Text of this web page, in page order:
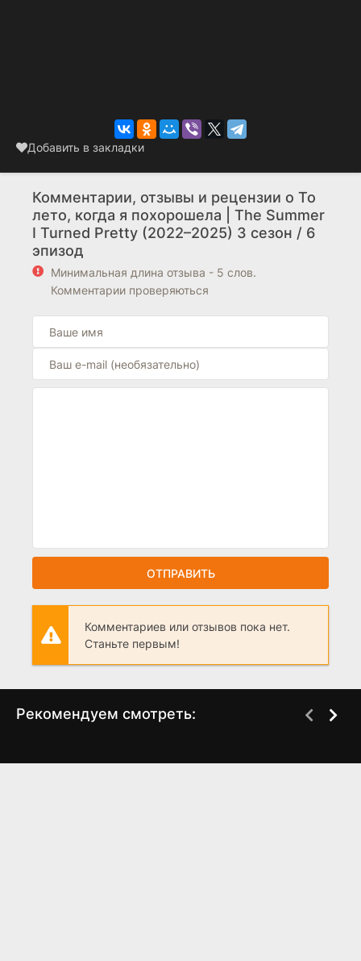
Добавить в закладки
Комментарии, отзывы и рецензии о То
лето, когда я похорошела | The Summer
I Turned Pretty (2022–2025) 3 сезон / 6
эпизод
Минимальная длина отзыва - 5 слов.
Комментарии проверяються
ОТПРАВИТЬ
Комментариев или отзывов пока нет.
Станьте первым!
Рекомендуем смотреть: